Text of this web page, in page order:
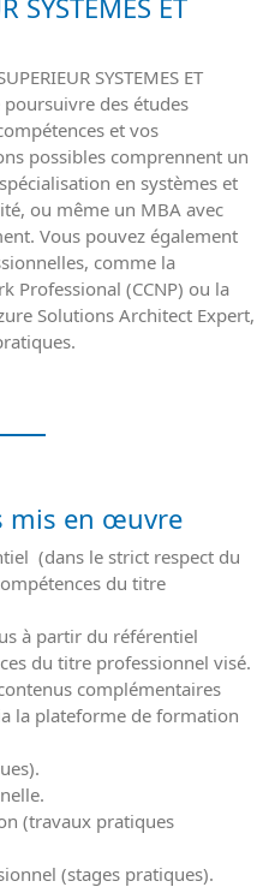
SYSTEMES ET
SYSTEMES ET
poursuivre des études
et vos
possibles comprennent un
en systèmes et
ou même un MBA avec
Vous pouvez également
comme la
Professional (CCNP) ou la
Solutions Architect Expert,
mis en œuvre
(dans le strict respect du
du titre
à partir du référentiel
du titre professionnel visé.
complémentaires
la plateforme de formation
(travaux pratiques
(stages pratiques).